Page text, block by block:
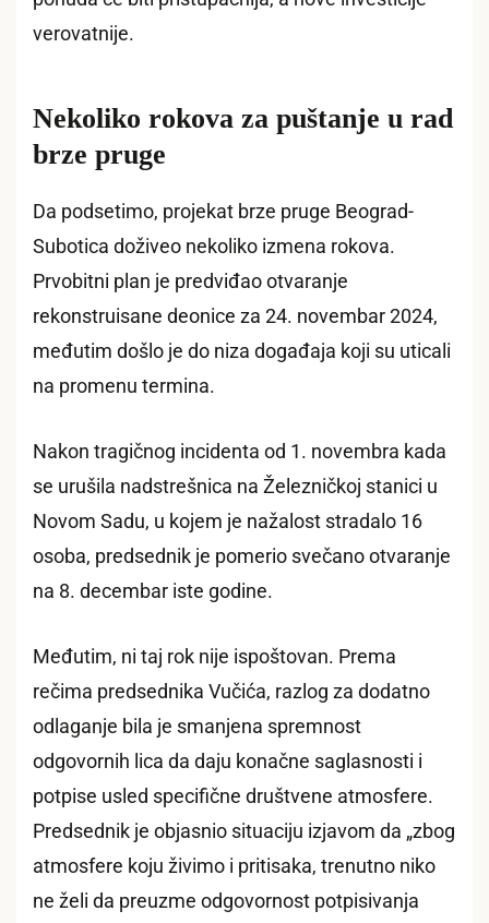
verovatnije.
Nekoliko rokova za puštanje u rad
brze pruge
Da podsetimo, projekat brze pruge Beograd-
Subotica doživeo nekoliko izmena rokova.
Prvobitni plan je predviđao otvaranje
rekonstruisane deonice za 24. novembar 2024,
međutim došlo je do niza događaja koji su uticali
na promenu termina.
Nakon tragičnog incidenta od 1. novembra kada
se urušila nadstrešnica na Železničkoj stanici u
Novom Sadu, u kojem je nažalost stradalo 16
osoba, predsednik je pomerio svečano otvaranje
na 8. decembar iste godine.
Međutim, ni taj rok nije ispoštovan. Prema
rečima predsednika Vučića, razlog za dodatno
odlaganje bila je smanjena spremnost
odgovornih lica da daju konačne saglasnosti i
potpise usled specifične društvene atmosfere.
Predsednik je objasnio situaciju izjavom da „zbog
atmosfere koju živimo i pritisaka, trenutno niko
ne želi da preuzme odgovornost potpisivanja